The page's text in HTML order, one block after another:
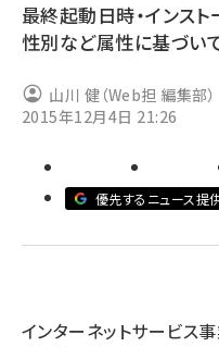
ai (2807)
note (2312)
z世代 (1622)
最終起動日時・インス
性別など属性に基づい
山川 健（Web担 編集部）
2015年12月4日 21:26
優先するニュース提
インターネットサービス